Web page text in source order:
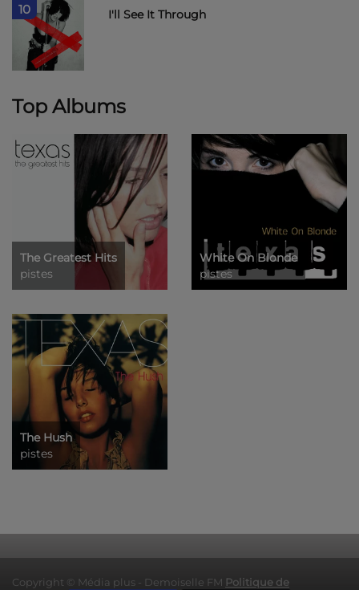
10 I'll See It Through
Top Albums
The Greatest Hits
pistes
White On Blonde
pistes
The Hush
pistes
Copyright © Média plus - Demoiselle FM Politique de